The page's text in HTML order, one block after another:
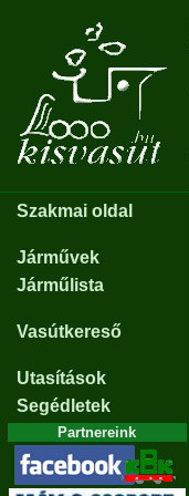
Szakmai oldal
Járművek
Járműlista
Vasútkereső
Utasítások
Segédletek
Partnereink